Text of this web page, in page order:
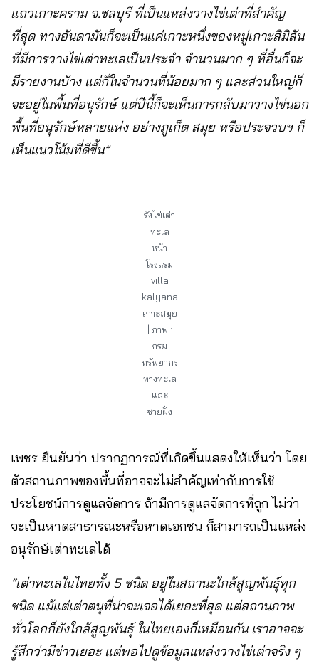
แถวเกาะคราม จ.ชลบุรี ที่เป็นแหล่งวางไข่เต่าที่สำคัญ
ที่สุด ทางอันดามันก็จะเป็นแค่เกาะหนึ่งของหมู่เกาะสิมิลัน
ที่มีการวางไข่เต่าทะเลเป็นประจำ จำนวนมาก ๆ ที่อื่นก็จะ
มีรายงานบ้าง แต่ก็ในจำนวนที่น้อยมาก ๆ และส่วนใหญ่ก็
จะอยู่ในพื้นที่อนุรักษ์ แต่ปีนี้ก็จะเห็นการกลับมาวางไข่นอก
พื้นที่อนุรักษ์หลายแห่ง อย่างภูเก็ต สมุย หรือประจวบฯ ก็
เห็นแนวโน้มที่ดีขึ้น”
รังไข่เต่า
ทะเล
หน้า
โรงแรม
villa
kalyana
เกาะสมุย
| ภาพ :
กรม
ทรัพยากร
ทางทะเล
และ
ชายฝั่ง
เพชร ยืนยันว่า ปรากฏการณ์ที่เกิดขึ้นแสดงให้เห็นว่า โดย
ตัวสถานภาพของพื้นที่อาจจะไม่สำคัญเท่ากับการใช้
ประโยชน์การดูแลจัดการ ถ้ามีการดูแลจัดการที่ถูก ไม่ว่า
จะเป็นหาดสาธารณะหรือหาดเอกชน ก็สามารถเป็นแหล่ง
อนุรักษ์เต่าทะเลได้
“เต่าทะเลในไทยทั้ง 5 ชนิด อยู่ในสถานะใกล้สูญพันธุ์ทุก
ชนิด แม้แต่เต่าตนุที่น่าจะเจอได้เยอะที่สุด แต่สถานภาพ
ทั่วโลกก็ยังใกล้สูญพันธุ์ ในไทยเองก็เหมือนกัน เราอาจจะ
รู้สึกว่ามีข่าวเยอะ แต่พอไปดูข้อมูลแหล่งวางไข่เต่าจริง ๆ